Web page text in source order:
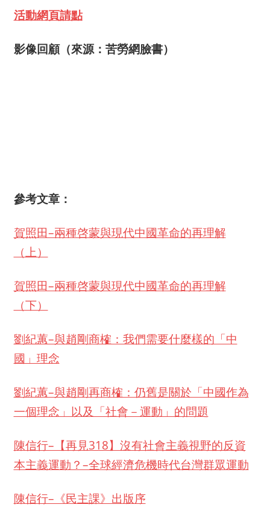
活動網頁請點
影像回顧（來源：苦勞網臉書）
參考文章：
賀照田–兩種啓蒙與現代中國革命的再理解
（上）
賀照田–兩種啓蒙與現代中國革命的再理解
（下）
劉紀蕙–與趙剛商榷：我們需要什麼樣的「中
國」理念
劉紀蕙–與趙剛再商榷：仍舊是關於「中國作為
一個理念」以及「社會－運動」的問題
陳信行–【再見318】沒有社會主義視野的反資
本主義運動？–全球經濟危機時代台灣群眾運動
陳信行–《民主課》出版序